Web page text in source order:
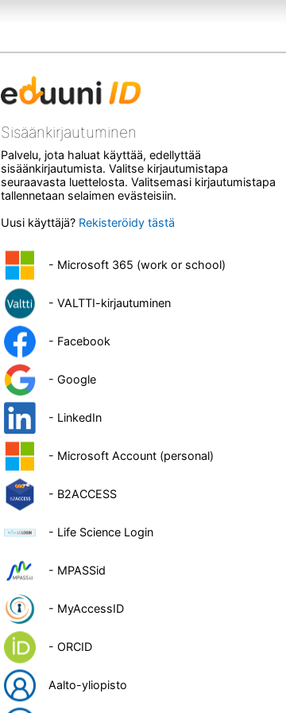
Sisäänkirjautuminen
Palvelu, jota haluat käyttää, edellyttää
sisäänkirjautumista. Valitse kirjautumistapa
seuraavasta luettelosta. Valitsemasi kirjautumistapa
tallennetaan selaimen evästeisiin.
Uusi käyttäjä? Rekisteröidy tästä
- Microsoft 365 (work or school)
- VALTTI-kirjautuminen
- Facebook
- Google
- LinkedIn
- Microsoft Account (personal)
- B2ACCESS
- Life Science Login
- MPASSid
- MyAccessID
- ORCID
Aalto-yliopisto